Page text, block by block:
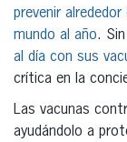
prevenir
mundo al año.
al día con sus
crítica en la
Las vacunas
ayudándolo a